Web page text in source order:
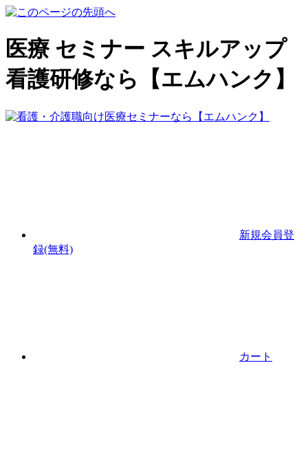
医療 セミナー スキルアップ
看護研修なら【エムハンク】
新規会員登
録(無料)
カート